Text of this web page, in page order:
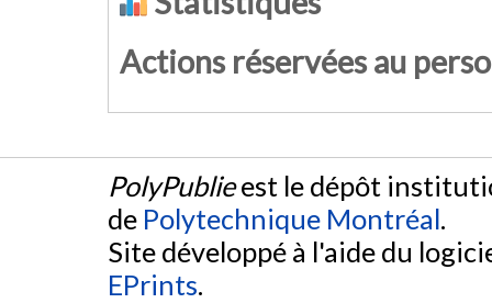
Actions réservées au
PolyPublieest le dépôt
de Polytechnique Montréal.
Site développé à l'aide du
EPrints.